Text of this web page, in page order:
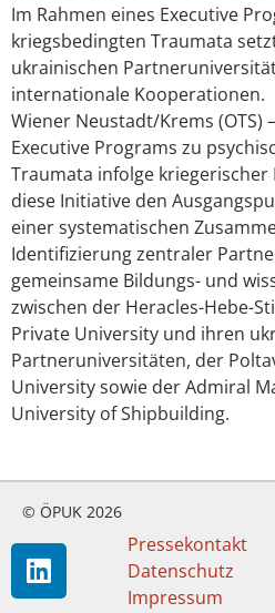
Im Rahmen eines Executive
kriegsbedingten Traumata
ukrainischen
internationale Kooperationen.
Wiener Neustadt/Krems (OTS)
Executive Programs zu
Traumata infolge
diese Initiative den
einer systematischen
Identifizierung zentraler
gemeinsame Bildungs- und
zwischen der Heracles-Hebe-
Private University und ihren
Partneruniversitäten, der
University sowie der Admiral
University of Shipbuilding.
© ÖPUK 2026
Pressekontakt
Datenschutz
Impressum